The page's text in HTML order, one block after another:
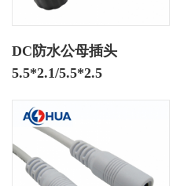
DC防水公母插头
5.5*2.1/5.5*2.5